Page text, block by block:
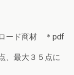
ード商材 ＊pdf
、最大３５点に